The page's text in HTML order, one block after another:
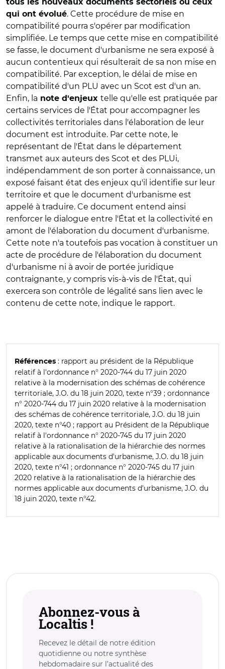
tous les nouveaux documents sectoriels ou ceux
qui ont évolué. Cette procédure de mise en
compatibilité pourra s'opérer par modification
simplifiée. Le temps que cette mise en compatibilité
se fasse, le document d'urbanisme ne sera exposé à
aucun contentieux qui résulterait de sa non mise en
compatibilité. Par exception, le délai de mise en
compatibilité d'un PLU avec un Scot est d'un an.
Enfin, la note d'enjeux telle qu'elle est pratiquée par
certains services de l'État pour accompagner les
collectivités territoriales dans l'élaboration de leur
document est introduite. Par cette note, le
représentant de l'État dans le département
transmet aux auteurs des Scot et des PLUi,
indépendamment de son porter à connaissance, un
exposé faisant état des enjeux qu'il identifie sur leur
territoire et que le document d'urbanisme est
appelé à traduire. Ce document entend ainsi
renforcer le dialogue entre l'État et la collectivité en
amont de l'élaboration du document d'urbanisme.
Cette note n'a toutefois pas vocation à constituer un
acte de procédure de l'élaboration du document
d'urbanisme ni à avoir de portée juridique
contraignante, y compris vis-à-vis de l'État, qui
exercera son contrôle de légalité sans lien avec le
contenu de cette note, indique le rapport.
Références : rapport au président de la République
relatif à l'ordonnance n° 2020-744 du 17 juin 2020
relative à la modernisation des schémas de cohérence
territoriale, J.O. du 18 juin 2020, texte n°39 ; ordonnance
n° 2020-744 du 17 juin 2020 relative à la modernisation
des schémas de cohérence territoriale, J.O. du 18 juin
2020, texte n°40 ; rapport au Président de la République
relatif à l'ordonnance n° 2020-745 du 17 juin 2020
relative à la rationalisation de la hiérarchie des normes
applicable aux documents d'urbanisme, J.O. du 18 juin
2020, texte n°41 ; ordonnance n° 2020-745 du 17 juin
2020 relative à la rationalisation de la hiérarchie des
normes applicable aux documents d'urbanisme, J.O. du
18 juin 2020, texte n°42.
Abonnez-vous à
Localtis !
Recevez le détail de notre édition
quotidienne ou notre synthèse
hebdomadaire sur l’actualité des